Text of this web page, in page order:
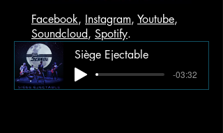
Facebook, Instagram, Youtube,
Soundcloud, Spotify.
Siège Ejectable
-03:32